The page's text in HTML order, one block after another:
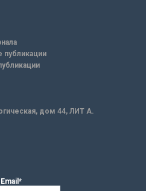
дом 44, ЛИТ А.
Email*